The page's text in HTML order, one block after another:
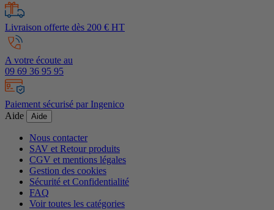
Livraison offerte dès 200 € HT
A votre écoute au
09 69 36 95 95
Paiement sécurisé par Ingenico
Aide
Aide
Nous contacter
SAV et Retour produits
CGV et mentions légales
Gestion des cookies
Sécurité et Confidentialité
FAQ
Voir toutes les catégories